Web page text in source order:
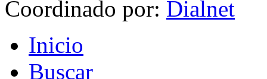
Coordinado por:
Inicio
Buscar